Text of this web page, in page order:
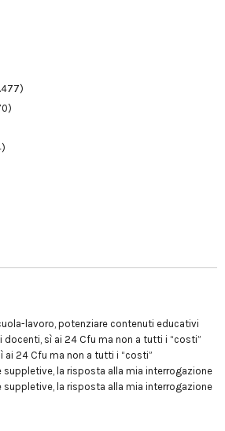
lavoro, potenziare contenuti educativi
docenti, sì ai 24 Cfu ma non a tutti i “costi”
ai 24 Cfu ma non a tutti i “costi”
suppletive, la risposta alla mia interrogazione
suppletive, la risposta alla mia interrogazione